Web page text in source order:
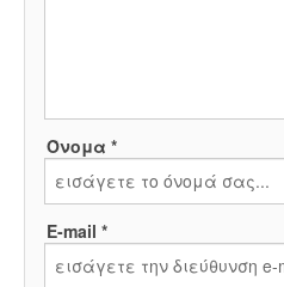
Όνομα *
E-mail *